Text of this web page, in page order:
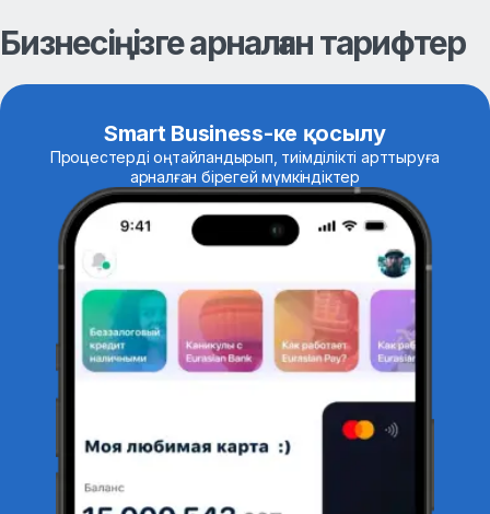
Бизнесіңізге арналған тарифтер
Smart Business-ке қосылу
Процестерді оңтайландырып, тиімділікті арттыруға
арналған бірегей мүмкіндіктер